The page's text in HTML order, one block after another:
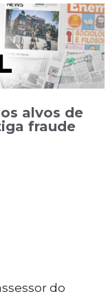
alvos de
fraude
do